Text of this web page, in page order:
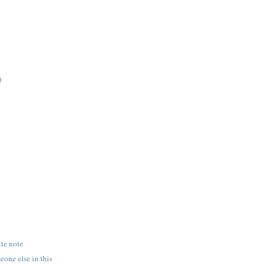
note
else in this